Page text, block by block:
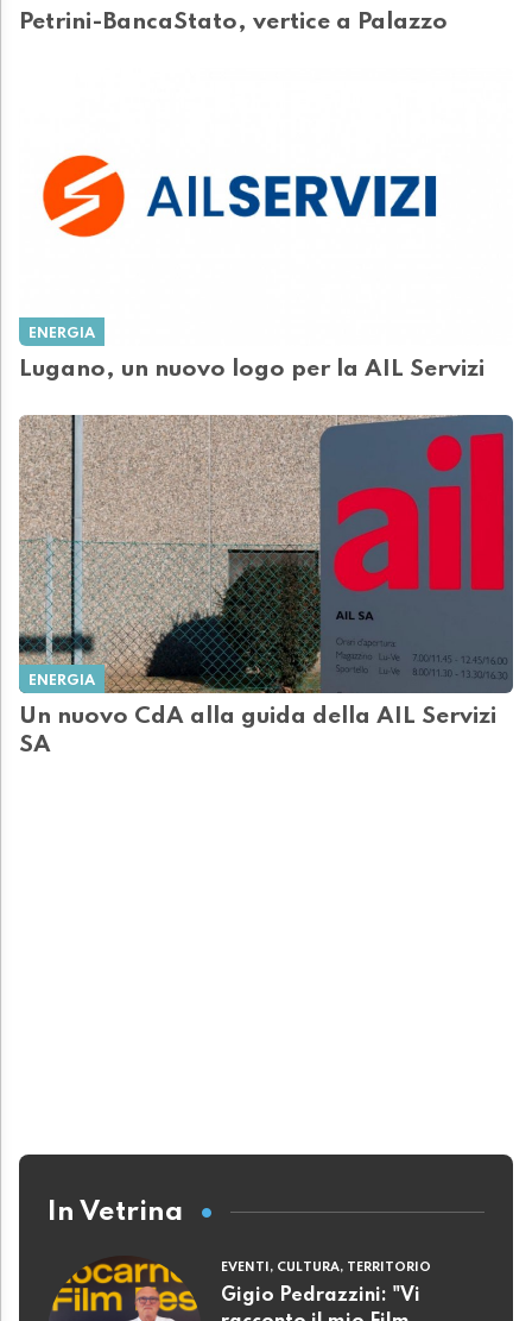
Petrini-BancaStato, vertice a Palazzo
ENERGIA
Lugano, un nuovo logo per la AIL Servizi
ENERGIA
Un nuovo CdA alla guida della AIL Servizi
SA
In Vetrina
EVENTI, CULTURA, TERRITORIO
Gigio Pedrazzini: "Vi